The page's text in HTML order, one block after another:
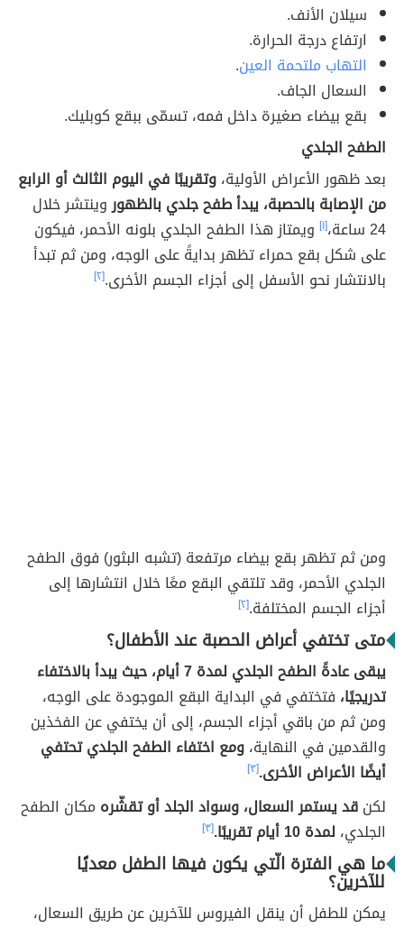
سيلان الأنف.
ارتفاع درجة الحرارة.
التهاب ملتحمة العين.
السعال الجاف.
بقع بيضاء صغيرة داخل فمه، تسمّى ببقع كوبليك.
الطفح الجلدي
بعد ظهور الأعراض الأولية،وتقريبًا في اليوم الثالث أو الرابع
من الإصابة بالحصبة، يبدأ طفح جلدي بالظهوروينتشر خلال
24 ساعة،
[١] ويمتاز هذا الطفح الجلدي بلونه الأحمر، فيكون
على شكل بقع حمراء تظهر بدايةً على الوجه، ومن ثم تبدأ
بالانتشار نحو الأسفل إلى أجزاء الجسم الأخرى.[٢]
ومن ثم تظهر بقع بيضاء مرتفعة (تشبه البثور) فوق الطفح
الجلدي الأحمر، وقد تلتقي البقع معًا خلال انتشارها إلى
أجزاء الجسم المختلفة.[٢]
متى تختفي أعراض الحصبة عند الأطفال؟
يبقى عادةً الطفح الجلدي لمدة 7 أيام، حيث يبدأ بالاختفاء
تدريجيًا، فتختفي في البداية البقع الموجودة على الوجه،
ومن ثم من باقي أجزاء الجسم، إلى أن يختفي عن الفخذين
والقدمين في النهاية،ومع اختفاء الطفح الجلدي تحتفي
أيضًا الأعراض الأخرى.[٣]
لكنقد يستمر السعال، وسواد الجلد أو تقشّره مكان الطفح
الجلدي، لمدة 10 أيام تقريبًا. [٣]
ما هي الفترة الّتي يكون فيها الطفل معديًا
للآخرين؟
يمكن للطفل أن ينقل الفيروس للآخرين عن طريق السعال،